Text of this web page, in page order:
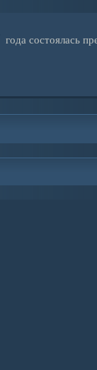
года состоялась